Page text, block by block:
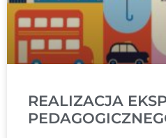
REALIZACJA